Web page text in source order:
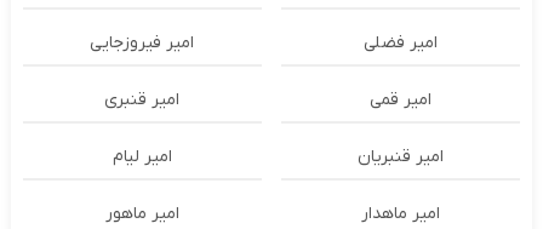
امیر فضلی امیر فیروزجایی
امیر قمی امیر قنبری
امیر قنبریان امیر لیام
امیر ماهدار امیر ماهور